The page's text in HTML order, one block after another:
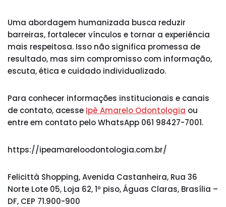
Uma abordagem humanizada busca reduzir
barreiras, fortalecer vínculos e tornar a experiência
mais respeitosa. Isso não significa promessa de
resultado, mas sim compromisso com informação,
escuta, ética e cuidado individualizado.
Para conhecer informações institucionais e canais
de contato, acesse Ipê Amarelo Odontologia ou
entre em contato pelo WhatsApp 061 98427-7001.
https://ipeamareloodontologia.com.br/
Felicittà Shopping, Avenida Castanheira, Rua 36
Norte Lote 05, Loja 62, 1º piso, Águas Claras, Brasília –
DF, CEP 71.900-900